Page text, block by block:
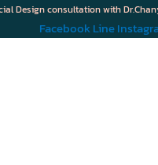
Design consultation with
FacebookLine